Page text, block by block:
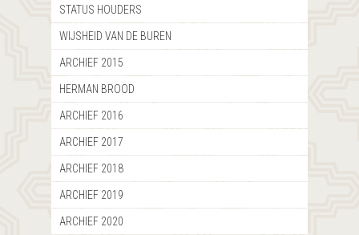
STATUS HOUDERS
WIJSHEID VAN DE BUREN
ARCHIEF 2015
HERMAN BROOD
ARCHIEF 2016
ARCHIEF 2017
ARCHIEF 2018
ARCHIEF 2019
ARCHIEF 2020